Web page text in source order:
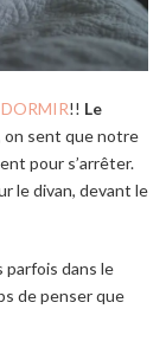
DORMIR!! Le
on sent que notre
pour s’arrêter.
le divan, devant le
parfois dans le
de penser que